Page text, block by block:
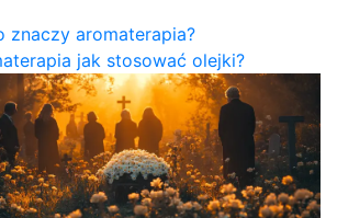
znaczy aromaterapia?
jak stosować olejki?